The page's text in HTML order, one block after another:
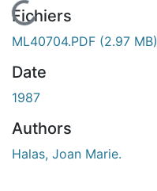
En cours de chargement...
Fichiers
ML40704.PDF (2.97 MB)
Date
1987
Authors
Halas, Joan Marie.